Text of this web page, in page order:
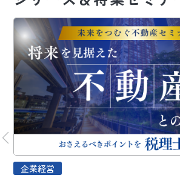
企業経営